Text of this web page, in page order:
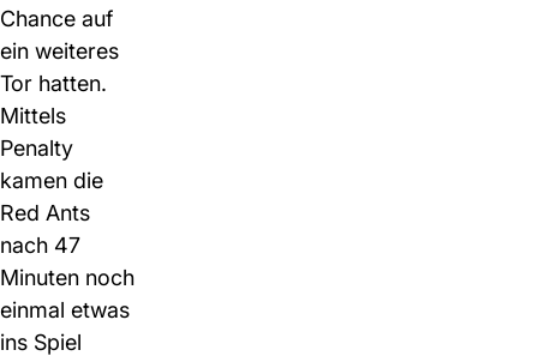
Chance auf
ein weiteres
Tor hatten.
Mittels
Penalty
kamen die
Red Ants
nach 47
Minuten noch
einmal etwas
ins Spiel